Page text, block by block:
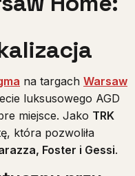
na targach Warsaw
luksusowego AGD
miejsce. Jako TRK
która pozwoliła
Foster i Gessi.